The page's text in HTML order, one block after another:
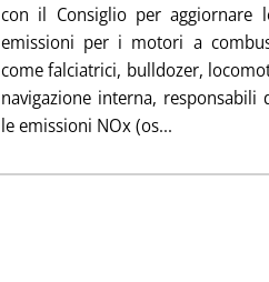
con il Consiglio per
emissioni per i motori a
come falciatrici, bulldozer,
navigazione interna,
le emissioni NOx (os...